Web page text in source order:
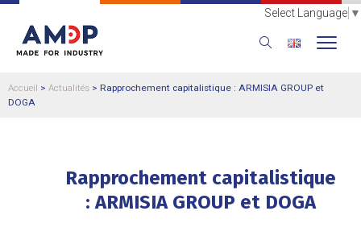
Select Language ▼
Accueil > Actualités > Rapprochement capitalistique : ARMISIA GROUP et
DOGA
Rapprochement capitalistique
: ARMISIA GROUP et DOGA